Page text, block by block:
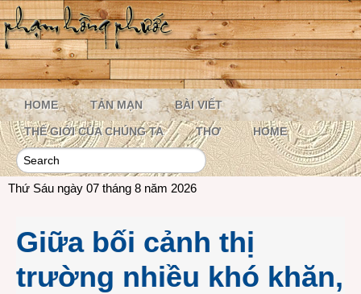
HOME TẢN MẠN BÀI VIẾT
THẾ GIỚI CỦA CHÚNG TA THƠ HOME
Thứ Sáu ngày 07 tháng 8 năm 2026
Giữa bối cảnh thị
trường nhiều khó khăn,